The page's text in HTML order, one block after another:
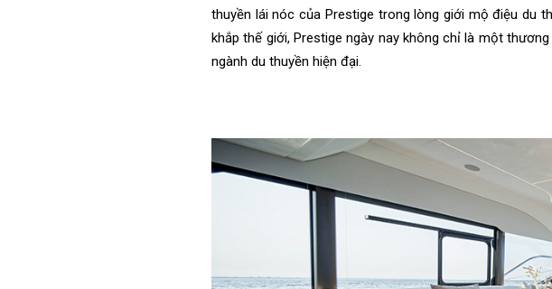
thuyền lái nóc của Prestige trong lòng giới mộ điệu du
khắp thế giới, Prestige ngày nay không chỉ là một
ngành du thuyền hiện đại.